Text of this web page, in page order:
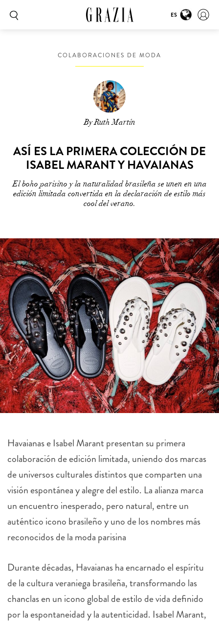
ES
COLABORACIONES DE MODA
By Ruth Martín
ASÍ ES LA PRIMERA COLECCIÓN DE
ISABEL MARANT Y HAVAIANAS
El boho parisino y la naturalidad brasileña se unen en una
edición limitada convertida en la declaración de estilo más
cool del verano.
Havaianase Isabel Marant presentan su primera
colaboración de edición limitada, uniendo dos marcas
de universos culturales distintos que comparten una
visión espontánea y alegre del estilo. La alianza marca
un encuentro inesperado, pero natural, entre un
auténtico icono brasileño y uno de los nombres más
reconocidos de la moda parisina
Durante décadas, Havaianasha encarnado el espíritu
de la cultura veraniega brasileña, transformando las
chanclas en un icono global de estilo de vida definido
por la espontaneidad y la autenticidad. Isabel Marant,